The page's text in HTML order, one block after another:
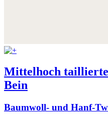
Mittelhoch
Bein
Baumwoll- und Hanf-